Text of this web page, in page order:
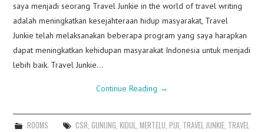
saya menjadi seorang Travel Junkie in the world of travel writing
adalah meningkatkan kesejahteraan hidup masyarakat, Travel
Junkie telah melaksanakan beberapa program yang saya harapkan
dapat meningkatkan kehidupan masyarakat Indonesia untuk menjadi
lebih baik. Travel Junkie…
Continue Reading →
ROOMS CSR, GUNUNG, KIDUL, MERTELU, PIJI, TRAVEL JUNKIE, TRAVEL